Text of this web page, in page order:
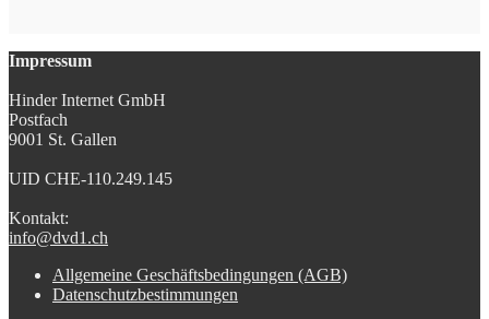
Impressum
Hinder Internet GmbH
Postfach
9001 St. Gallen
UID CHE-110.249.145
Kontakt:
info@dvd1.ch
Allgemeine Geschäftsbedingungen (AGB)
Datenschutzbestimmungen